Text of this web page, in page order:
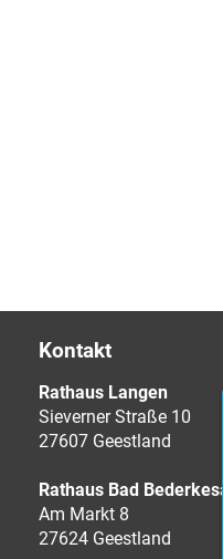
Kontakt
Rathaus Langen
Sieverner Straße 10
27607 Geestland
Rathaus Bad Bederkesa
Am Markt 8
27624 Geestland